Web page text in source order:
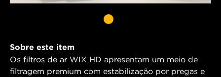
Sobre este item
Os filtros de ar WIX HD apresentam um meio de
filtragem premium com estabilização por pregas e